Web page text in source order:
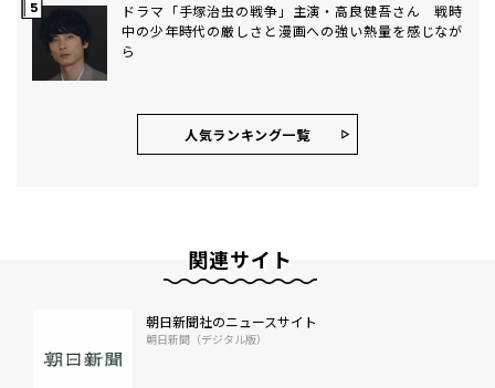
ドラマ「手塚治虫の戦争」主演・高良健吾さん 戦時
中の少年時代の厳しさと漫画への強い熱量を感じなが
ら
人気ランキング⼀覧
関連サイト
朝日新聞社のニュースサイト
朝日新聞（デジタル版）